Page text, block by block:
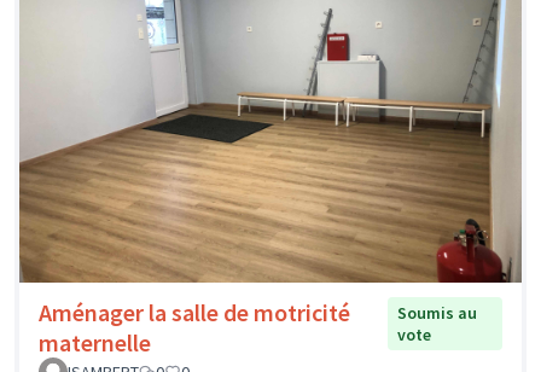
Aménager la salle de motricité
maternelle
Soumis au
vote